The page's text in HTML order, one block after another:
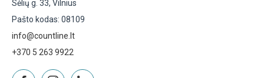
Sėlių g. 33, Vilnius
Pašto kodas: 08109
info@countline.lt
+370 5 263 9922